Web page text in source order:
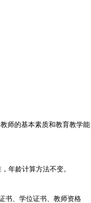
师的基本素质和教育教学能
年龄计算方法不变。
书、学位证书、教师资格